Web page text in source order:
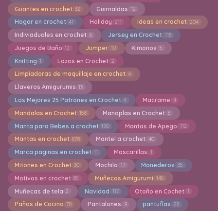
Guantes en crochet 32 Guirnaldas 12
Hogar en crochet 41 Holiday 211 Ideas en crochet 204
Indiviaduales en crochet 6 Jersey en Crochet 118
Juegos de Baño 12 Jumper 10 Kimonos 5
Knitting 1 Lazos en Crochet 2
Limpiadoras de maquillaje en crochet 4
Llaveros Amigurumis 13
Los Mejores 25 Patrones en Crochet 4 Macrame 4
Mandalas en Crochet 158 Manoplas en Crochet 5
Manta para Bebes a crochet 190 Mantas de Apego 112
Mantas en crochet 878 Mantel a crochet 40
Marca paginas en crochet 11 Mascarillas 1
Mitones en Crochet 30 Mochila 17 Monederos 35
Motivos en crochet 85 Muñecas Amigurumi 145
Muñecas de tela 2 Navidad 112 Otoño en Cochet 1
Paños de Cocina 78 Pantalones 9 pantuflas 28